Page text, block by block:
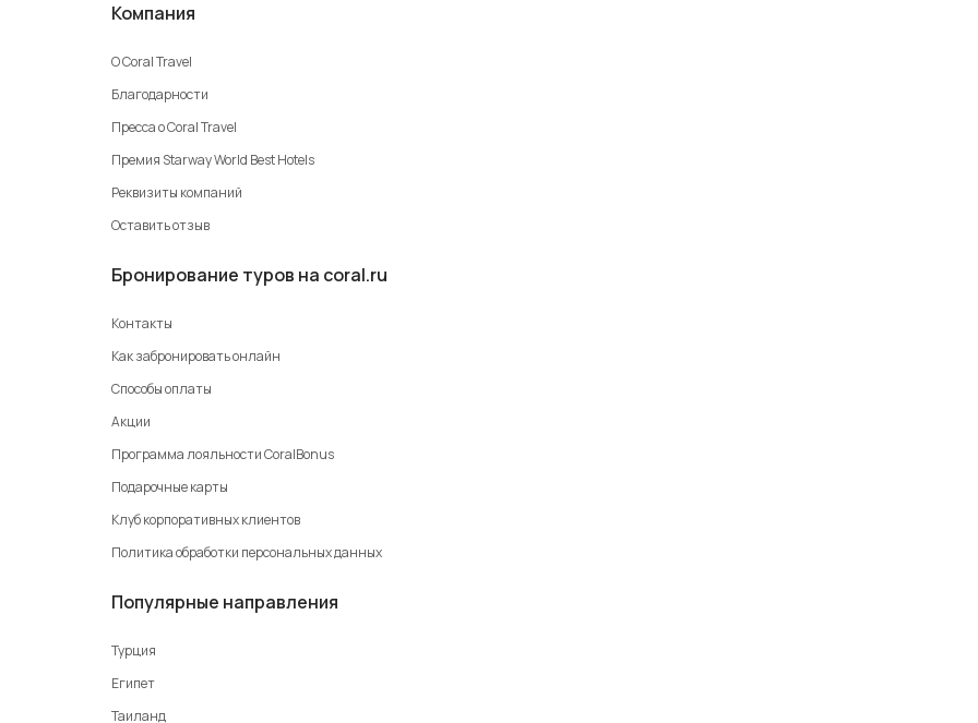
Компания
О Coral Travel
Благодарности
Пресса о Coral Travel
Премия Starway World Best Hotels
Реквизиты компаний
Оставить отзыв
Бронирование туров на coral.ru
Контакты
Как забронировать онлайн
Способы оплаты
Акции
Программа лояльности CoralBonus
Подарочные карты
Клуб корпоративных клиентов
Политика обработки персональных данных
Популярные направления
Турция
Египет
Таиланд